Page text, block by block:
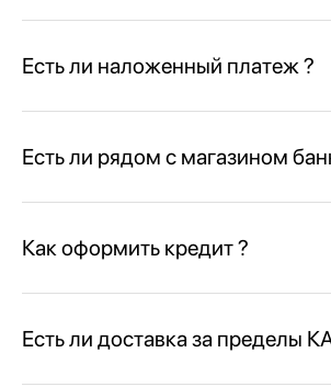
Есть ли наложенный платеж ?
Есть ли рядом с магазином
Как оформить кредит ?
Есть ли доставка за пределы